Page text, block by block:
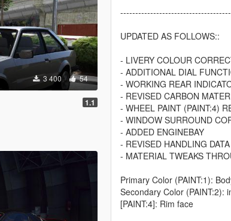
3 400 54
1.1
UPDATED AS FOLLOWS::
- LIVERY COLOUR
- ADDITIONAL DIAL
- WORKING REAR
- REVISED CARBON
- WHEEL PAINT (PAINT:4)
- WINDOW SURROUND
- ADDED ENGINEBAY
- REVISED HANDLING DATA
- MATERIAL TWEAKS
Primary Color (PAINT:1):
Secondary Color (PAINT:2):
[PAINT:4]: Rim face